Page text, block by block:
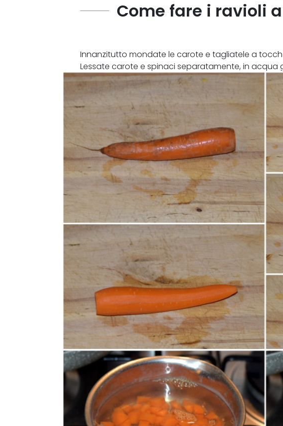
Come fare i ravioli
Innanzitutto mondate le carote e tagliatele a
Lessate carote e spinaci separatamente, in acqua
carote per circa 10 minuti e gli spinaci per circa 5